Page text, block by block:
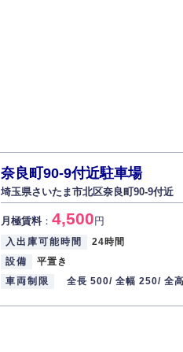
法的義務など正当な理由に
お客様ご本人から自己の個
また、個人情報の内容に誤り
6.個人情報管理の社内教育
弊社社員全員が、個人情報の
株式会社ミコト
代表取締役社長 野口 幸男
奈良町90‐9付近駐車場
埼玉県さいたま市北区奈良町90‐9付近
月極賃料： 4,500円
入出庫可能時間
24時間
設備
平置き
車両制限
全長 500/ 全幅 250/ 全